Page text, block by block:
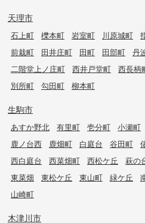
天理市
石上町 櫟本町 岩室町 川原城町
前栽町
田井庄町 田町 田部町 丹
二階堂上ノ庄町
西井戸堂町 西長柄
別所町
勾田町 柳本町
生駒市
あすか野北 有里町 壱分町 小瀬町
鹿ノ台西
鹿畑町 白庭台 谷田町
西白庭台
西菜畑町 西松ケ丘 萩の
東菜畑
東松ケ丘 東山町 緑ケ丘
山崎町
木津川市